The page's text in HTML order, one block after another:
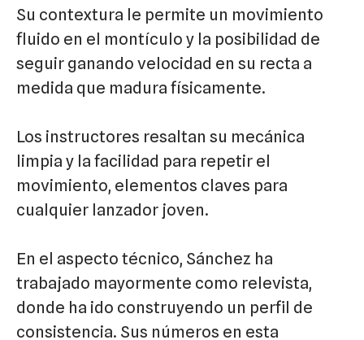
Su contextura le permite un movimiento
fluido en el montículo y la posibilidad de
seguir ganando velocidad en su recta a
medida que madura físicamente.
Los instructores resaltan su mecánica
limpia y la facilidad para repetir el
movimiento, elementos claves para
cualquier lanzador joven.
En el aspecto técnico, Sánchez ha
trabajado mayormente como relevista,
donde ha ido construyendo un perfil de
consistencia. Sus números en esta